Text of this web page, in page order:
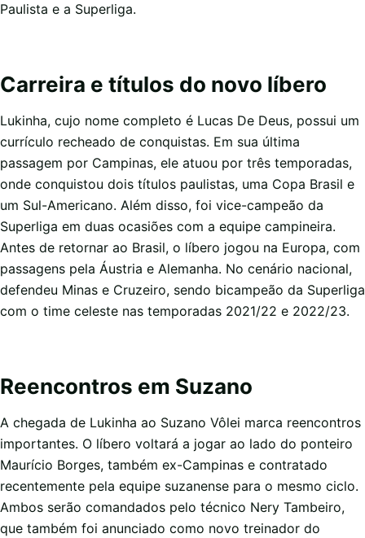
Paulista e a Superliga.
Carreira e títulos do novo líbero
Lukinha, cujo nome completo é Lucas De Deus, possui um
currículo recheado de conquistas. Em sua última
passagem por Campinas, ele atuou por três temporadas,
onde conquistou dois títulos paulistas, uma Copa Brasil e
um Sul-Americano. Além disso, foi vice-campeão da
Superliga em duas ocasiões com a equipe campineira.
Antes de retornar ao Brasil, o líbero jogou na Europa, com
passagens pela Áustria e Alemanha. No cenário nacional,
defendeu Minas e Cruzeiro, sendo bicampeão da Superliga
com o time celeste nas temporadas 2021/22 e 2022/23.
Reencontros em Suzano
A chegada de Lukinha ao Suzano Vôlei marca reencontros
importantes. O líbero voltará a jogar ao lado do ponteiro
Maurício Borges, também ex-Campinas e contratado
recentemente pela equipe suzanense para o mesmo ciclo.
Ambos serão comandados pelo técnico Nery Tambeiro,
que também foi anunciado como novo treinador do